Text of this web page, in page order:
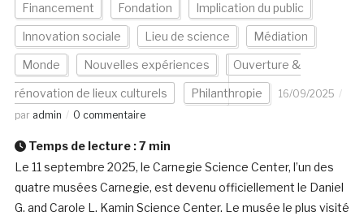
Financement Fondation Implication du public
Innovation sociale Lieu de science Médiation
Monde Nouvelles expériences Ouverture &
rénovation de lieux culturels Philanthropie
16/09/2025
par admin 0 commentaire
Temps de lecture :7 min
Le 11 septembre 2025, le Carnegie Science Center, l’un des
quatre musées Carnegie, est devenu officiellement le Daniel
G. and Carole L. Kamin Science Center. Le musée le plus visité